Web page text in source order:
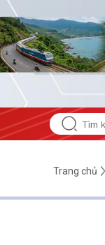
#Hội nghị Trung
Trang chủ